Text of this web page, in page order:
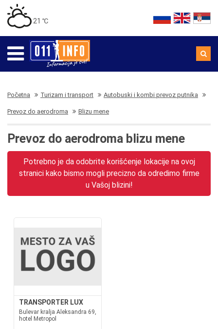
21 ℃
Početna Turizam i transport Autobuski i kombi prevoz putnika
Prevoz do aerodroma Blizu mene
Prevoz do aerodroma blizu mene
Potrebno je da odobrite korišćenje lokacije na ovoj
stranici kako bismo mogli precizno da odredimo firme
u Vašoj blizini!
TRANSPORTER LUX
Bulevar kralja Aleksandra 69,
hotel Metropol